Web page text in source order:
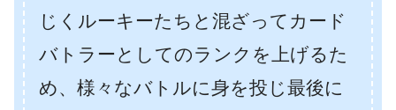
じくルーキーたちと混ざってカード
バトラーとしてのランクを上げるた
め、様々なバトルに身を投じ最後に